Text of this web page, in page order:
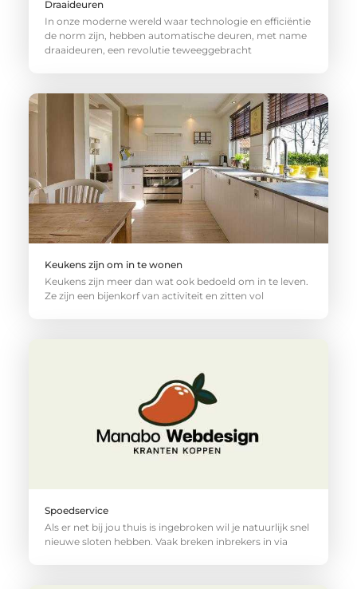
Draaideuren
In onze moderne wereld waar technologie en efficiëntie
de norm zijn, hebben automatische deuren, met name
draaideuren, een revolutie teweeggebracht
Keukens zijn om in te wonen
Keukens zijn meer dan wat ook bedoeld om in te leven.
Ze zijn een bijenkorf van activiteit en zitten vol
Spoedservice
Als er net bij jou thuis is ingebroken wil je natuurlijk snel
nieuwe sloten hebben. Vaak breken inbrekers in via